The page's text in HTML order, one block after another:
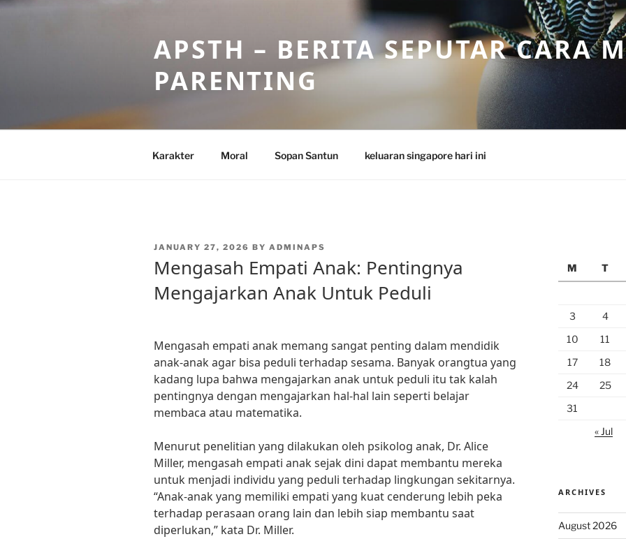
Skip
APSTH – BERITA SEPUTAR CARA
PARENTING
Karakter Moral Sopan Santun keluaran singapore hari ini
POSTED
JANUARY 27, 2026 BY ADMINAPS
Mengasah Empati Anak: Pentingnya
Mengajarkan Anak Untuk Peduli
Mengasah empati anak memang sangat penting dalam mendidik
anak-anak agar bisa peduli terhadap sesama. Banyak orangtua yang
kadang lupa bahwa mengajarkan anak untuk peduli itu tak kalah
pentingnya dengan mengajarkan hal-hal lain seperti belajar
membaca atau matematika.
Menurut penelitian yang dilakukan oleh psikolog anak, Dr. Alice
Miller, mengasah empati anak sejak dini dapat membantu mereka
untuk menjadi individu yang peduli terhadap lingkungan sekitarnya.
“Anak-anak yang memiliki empati yang kuat cenderung lebih peka
terhadap perasaan orang lain dan lebih siap membantu saat
diperlukan,” kata Dr. Miller.
M
T
3
4
10
11
17
18
24
25
31
« Jul
ARCHIVES
August 2026